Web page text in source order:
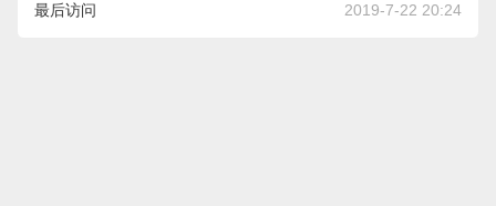
最后访问 2019-7-22 20:24